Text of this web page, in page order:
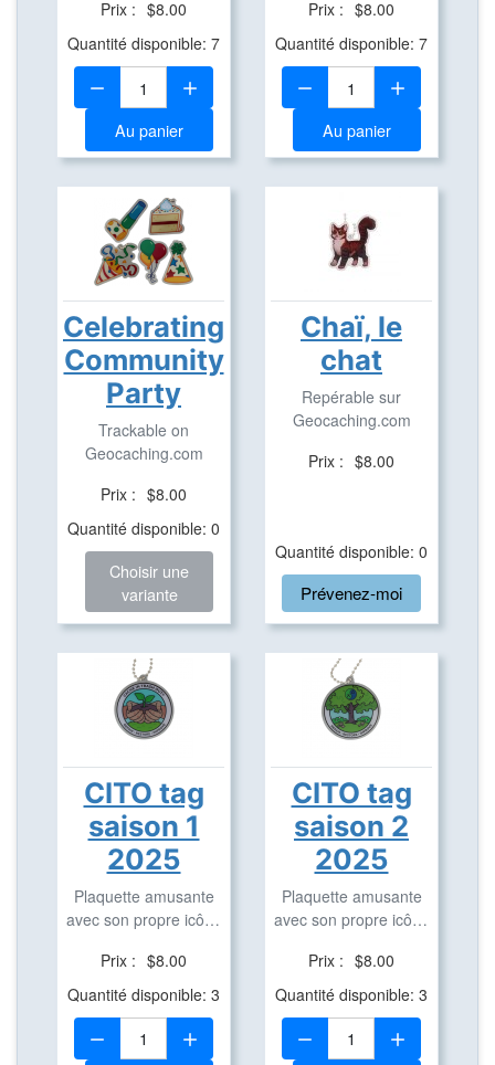
Prix : $8.00
Quantité disponible: 7
Quantité:
Au panier
Prix : $8.00
Quantité disponible: 7
Quantité:
Au panier
Celebrating
Community
Party
Trackable on
Geocaching.com
Prix : $8.00
Quantité disponible: 0
Choisir une
variante
Chaï, le
chat
Repérable sur
Geocaching.com
Prix : $8.00
Quantité disponible: 0
Prévenez-moi
CITO tag
saison 1
2025
Plaquette amusante
avec son propre icône
Prix : $8.00
Quantité disponible: 3
Quantité:
CITO tag
saison 2
2025
Plaquette amusante
avec son propre icône
Prix : $8.00
Quantité disponible: 3
Quantité: